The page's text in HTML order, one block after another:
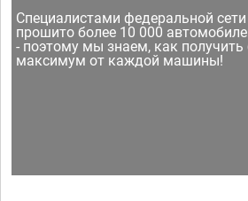
Специалистами федеральной
прошито более 10 000
- поэтому мы знаем, как получить
максимум от каждой машины!